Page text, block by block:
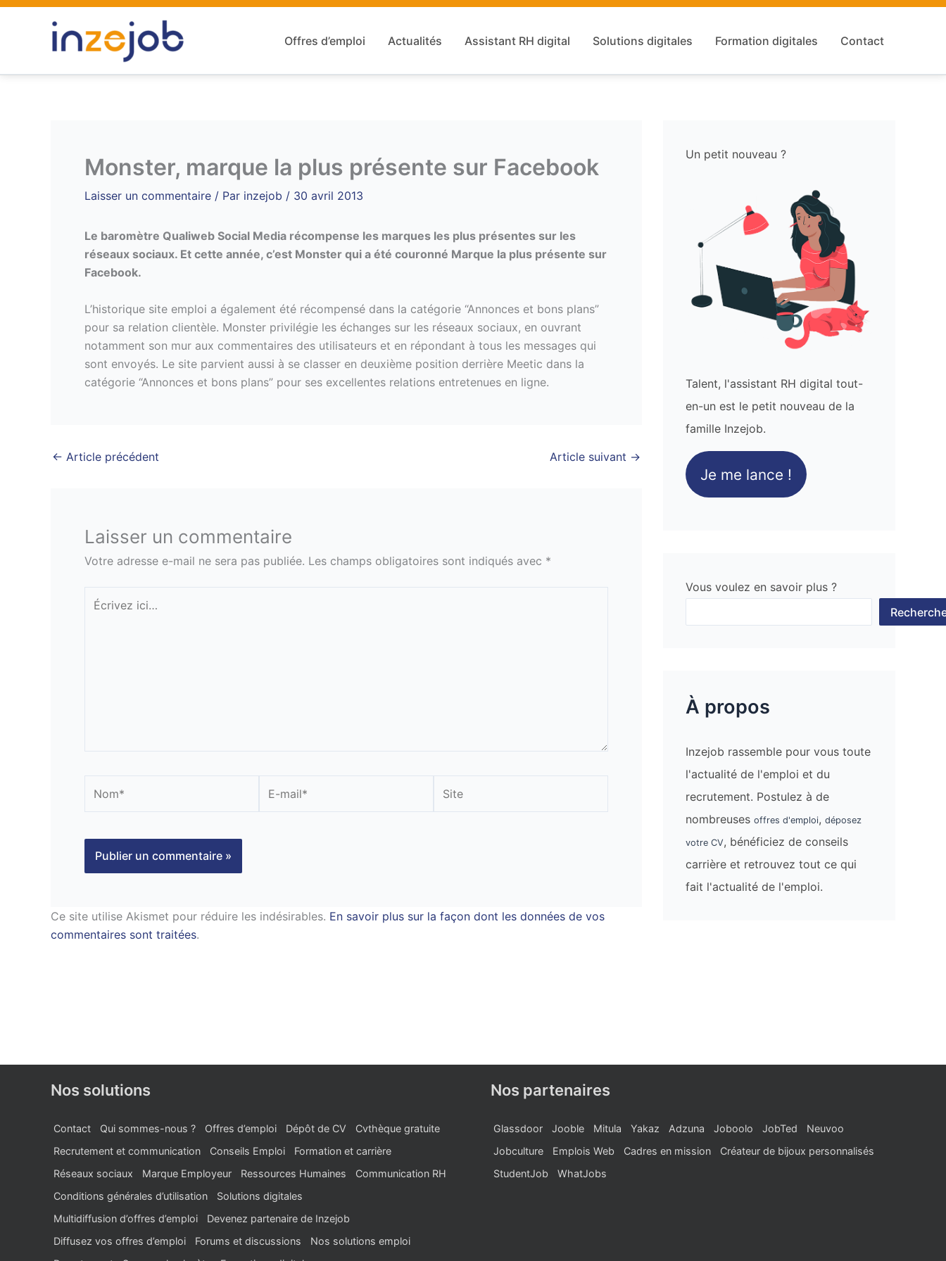
Aller
Offres d’emploi Actualités Assistant RH digital Solutions digitales Formation digitales Contact
Monster, marque la plus présente sur Facebook
Laisser un commentaire / Par inzejob / 30 avril 2013
Le baromètre Qualiweb Social Media récompense les marques les plus présentes sur les
réseaux sociaux. Et cette année, c’est Monster qui a été couronné Marque la plus présente sur
Facebook.
L’historique site emploi a également été récompensé dans la catégorie “Annonces et bons plans”
pour sa relation clientèle. Monster privilégie les échanges sur les réseaux sociaux, en ouvrant
notamment son mur aux commentaires des utilisateurs et en répondant à tous les messages qui
sont envoyés. Le site parvient aussi à se classer en deuxième position derrière Meetic dans la
catégorie “Annonces et bons plans” pour ses excellentes relations entretenues en ligne.
← Article précédent Article suivant →
Laisser un commentaire
Votre adresse e-mail ne sera pas publiée. Les champs obligatoires sont indiqués avec *
Écrivez
ici…
mail*
Ce site utilise Akismet pour réduire les indésirables. En savoir plus sur la façon dont les données de vos
commentaires sont traitées.
Un petit nouveau ?
Talent, l'assistant RH digital tout-
en-un est le petit nouveau de la
famille Inzejob.
Je me lance !
Vous voulez en savoir plus ?
À propos
Inzejob rassemble pour vous toute
l'actualité de l'emploi et du
recrutement. Postulez à de
nombreuses offres d'emploi, déposez
votre CV, bénéficiez de conseils
carrière et retrouvez tout ce qui
fait l'actualité de l'emploi.
Nos solutions
Contact Qui sommes-nous ? Offres d’emploi Dépôt de CV
Cvthèque gratuite
Recrutement et communication
Conseils Emploi
Formation et carrière
Réseaux sociaux
Marque Employeur Ressources Humaines
Communication RH
Conditions générales d’utilisation
Solutions digitales
Multidiffusion d’offres d’emploi
Devenez partenaire de Inzejob
Diffusez vos offres d’emploi
Forums et discussions
Nos solutions emploi
Nos partenaires
Glassdoor Jooble Mitula Yakaz Adzuna Joboolo JobTed
Neuvoo
Jobculture
Emplois Web Cadres en mission
Créateur de bijoux personnalisés
StudentJob
WhatJobs